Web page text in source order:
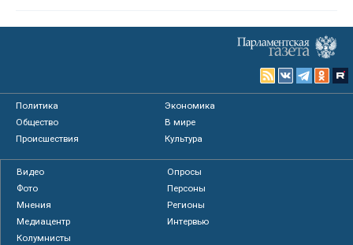
Политика
Экономика
Общество
В мире
Происшествия
Культура
Видео
Опросы
Фото
Персоны
Мнения
Регионы
Медиацентр
Интервью
Колумнисты